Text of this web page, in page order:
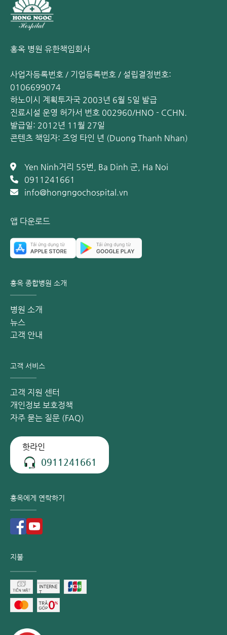
홍옥 병원 유한책임회사
사업자등록번호 / 기업등록번호 / 설립결정번호:
0106699074
하노이시 계획투자국 2003년 6월 5일 발급
진료시설 운영 허가서 번호 002960/HNO - CCHN.
발급일: 2012년 11월 27일
콘텐츠 책임자: 즈엉 타인 년 (Duong Thanh Nhan)
Yen Ninh거리 55번, Ba Dinh 군, Ha Noi
0911241661
info@hongngochospital.vn
앱 다운로드
홍옥 종합병원 소개
병원 소개
뉴스
고객 안내
고객 서비스
고객 지원 센터
개인정보 보호정책
자주 묻는 질문 (FAQ)
핫라인
0911241661
홍옥에게 연락하기
지불